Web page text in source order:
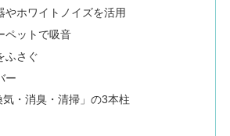
やホワイトノイズを活用
ペットで吸音
ふさぐ
ー
・消臭・清掃」の3本柱